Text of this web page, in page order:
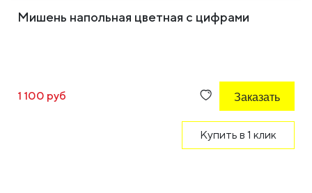
Мишень напольная цветная с цифрами
1 100 руб Заказать
Купить в 1 клик